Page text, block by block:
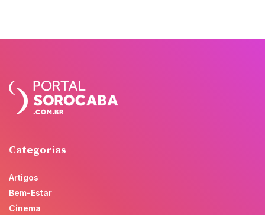
Categorias
Artigos
Bem-Estar
Cinema